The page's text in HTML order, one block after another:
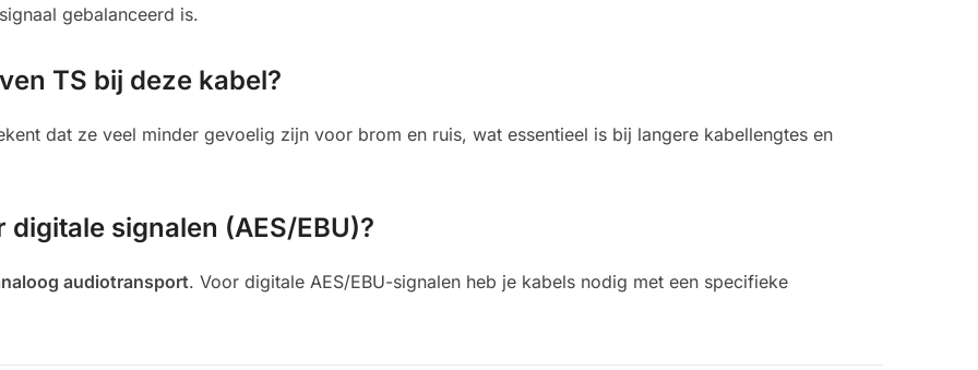
gebalanceerd is.
TS bij deze kabel?
dat ze veel minder gevoelig zijn voor brom en ruis, wat essentieel is bij langere kabellengtes en
signalen (AES/EBU)?
audiotransport. Voor digitale AES/EBU-signalen heb je kabels nodig met een specifieke